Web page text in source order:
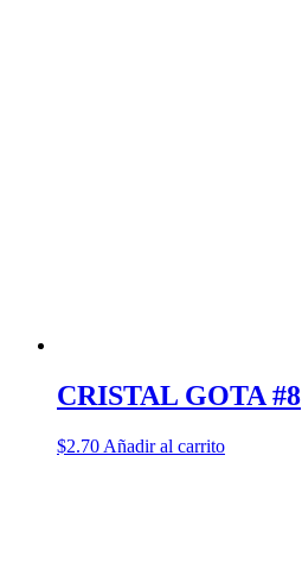
CRISTAL GOTA #8
$2.70 Añadir al carrito